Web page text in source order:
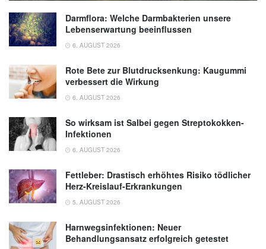
Darmflora: Welche Darmbakterien unsere
Lebenserwartung beeinflussen
6. AUGUST 2026
Rote Bete zur Blutdrucksenkung: Kaugummi
verbessert die Wirkung
6. AUGUST 2026
So wirksam ist Salbei gegen Streptokokken-
Infektionen
6. AUGUST 2026
Fettleber: Drastisch erhöhtes Risiko tödlicher
Herz-Kreislauf-Erkrankungen
5. AUGUST 2026
Harnwegsinfektionen: Neuer
Behandlungsansatz erfolgreich getestet